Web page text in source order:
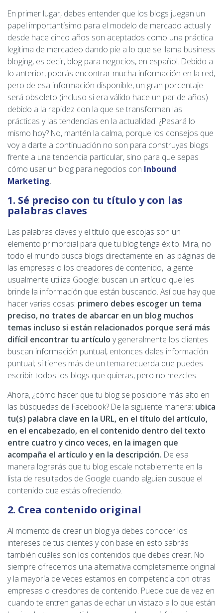
En primer lugar, debes entender que los blogs juegan un
papel importantísimo para el modelo de mercado actual y
desde hace cinco años son aceptados como una práctica
legitima de mercadeo dando pie a lo que se llama business
bloging, es decir, blog para negocios, en español. Debido a
lo anterior, podrás encontrar mucha información en la red,
pero de esa información disponible, un gran porcentaje
será obsoleto (incluso si era válido hace un par de años)
debido a la rapidez con la que se transforman las
prácticas y las tendencias en la actualidad. ¿Pasará lo
mismo hoy? No, mantén la calma, porque los consejos que
voy a darte a continuación no son para construyas blogs
frente a una tendencia particular, sino para que sepas
cómo usar un blog para negocios con Inbound
Marketing.
1. Sé preciso con tu título y con las
palabras claves
Las palabras claves y el título que escojas son un
elemento primordial para que tu blog tenga éxito. Mira, no
todo el mundo busca blogs directamente en las páginas de
las empresas o los creadores de contenido, la gente
usualmente utiliza Google: buscan un artículo que les
brinde la información que están buscando. Así que hay que
hacer varias cosas: primero debes escoger un tema
preciso, no trates de abarcar en un blog muchos
temas incluso si están relacionados porque será más
difícil encontrar tu artículo y generalmente los clientes
buscan información puntual, entonces dales información
puntual; si tienes más de un tema recuerda que puedes
escribir todos los blogs que quieras, pero no mezcles.
Ahora, ¿cómo hacer que tu blog se posicione más alto en
las búsquedas de Facebook? De la siguiente manera: ubica
tu(s) palabra clave en la URL, en el título del artículo,
en el encabezado, en el contenido dentro del texto
entre cuatro y cinco veces, en la imagen que
acompaña el artículo y en la descripción. De esa
manera lograrás que tu blog escale notablemente en la
lista de resultados de Google cuando alguien busque el
contenido que estás ofreciendo.
2. Crea contenido original
Al momento de crear un blog ya debes conocer los
intereses de tus clientes y con base en esto sabrás
también cuáles son los contenidos que debes crear. No
siempre ofrecemos una alternativa completamente original
y la mayoría de veces estamos en competencia con otras
empresas o creadores de contenido. Puede que de vez en
cuando te entren ganas de echar un vistazo a lo que están